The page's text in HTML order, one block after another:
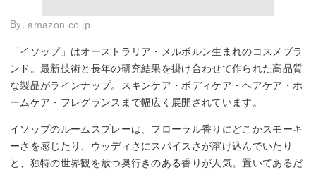
By:amazon.co.jp
「イソップ」はオーストラリア・メルボルン生まれのコスメブラ
ンド。最新技術と長年の研究結果を掛け合わせて作られた高品質
な製品がラインナップ。スキンケア・ボディケア・ヘアケア・ホ
ームケア・フレグランスまで幅広く展開されています。
イソップのルームスプレーは、フローラル香りにどこかスモーキ
ーさを感じたり、ウッディさにスパイスさが溶け込んでいたり
と、独特の世界観を放つ奥行きのある香りが人気。置いてあるだ